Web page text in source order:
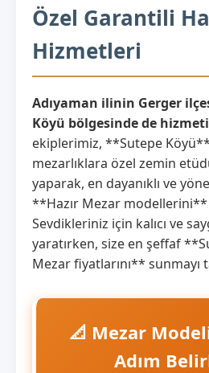
Özel Garantili
Hizmetleri
Adıyaman ilinin Gerger
Köyü bölgesinde de
ekiplerimiz, **Sutepe
mezarlıklara özel zemin
yaparak, en dayanıklı ve
**Hazır Mezar modellerini**
Sevdikleriniz için kalıcı ve
yaratırken, size en şeffaf
Mezar fiyatlarını**
📐 Mezar
Adım